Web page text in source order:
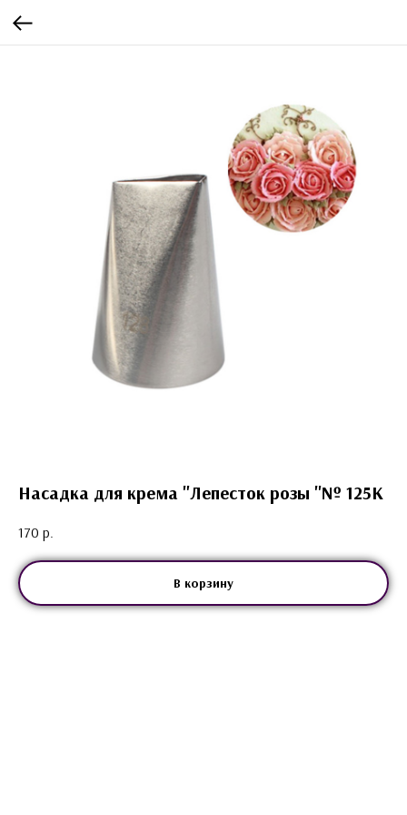
Насадка для крема "Лепесток розы "№ 125К
170 р.
В корзину